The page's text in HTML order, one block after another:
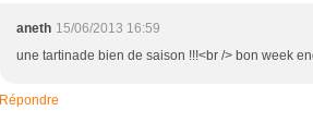
aneth 15/06/2013 16:59
une tartinade bien de saison !!!<br /> bon week
Répondre